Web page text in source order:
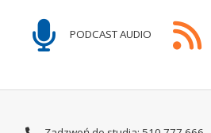
PODCAST AUDIO